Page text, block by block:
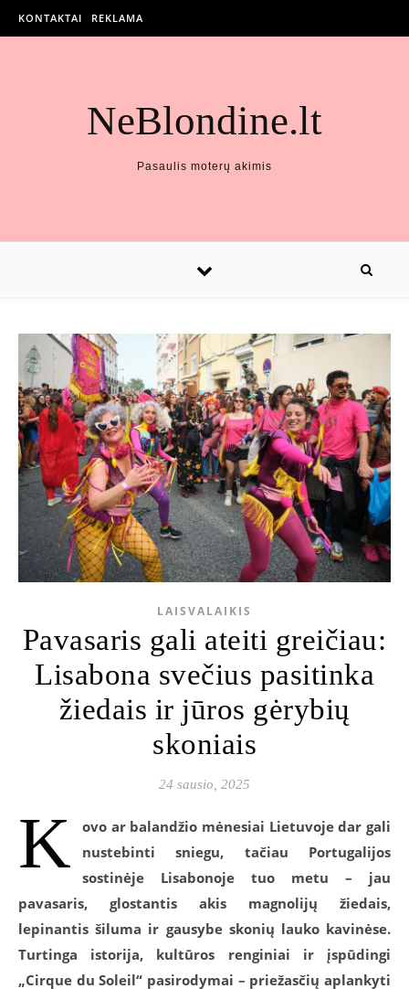
KONTAKTAI REKLAMA
NeBlondine.lt
Pasaulis moterų akimis
LAISVALAIKIS
Pavasaris gali ateiti greičiau:
Lisabona svečius pasitinka
žiedais ir jūros gėrybių
skoniais
24 sausio, 2025
K
ovo ar balandžio mėnesiai Lietuvoje dar gali
nustebinti sniegu, tačiau Portugalijos
sostinėje Lisabonoje tuo metu – jau
pavasaris, glostantis akis magnolijų žiedais,
lepinantis šiluma ir gausybe skonių lauko kavinėse.
Turtinga istorija, kultūros renginiai ir įspūdingi
„Cirque du Soleil“ pasirodymai – priežasčių aplankyti